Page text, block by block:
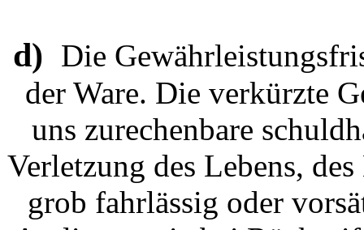
d) Die
der Ware. Die verkürzte
uns zurechenbare
Verletzung des Lebens,
grob fahrlässig oder